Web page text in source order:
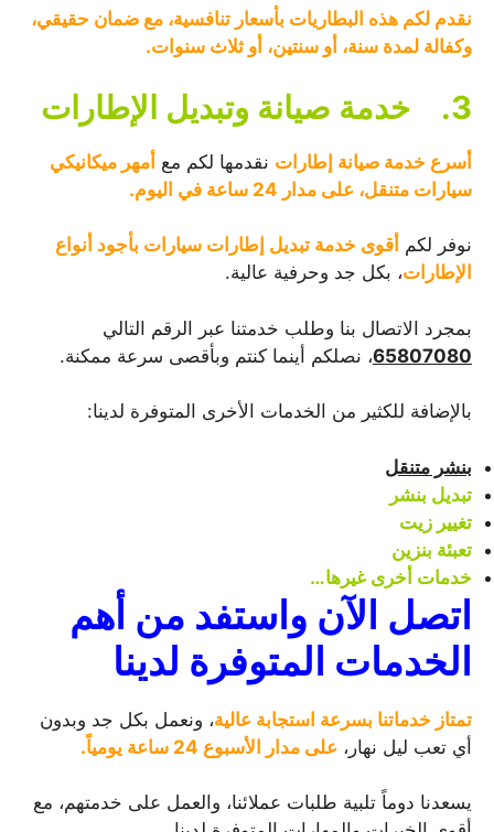
نقدم لكم هذه البطاريات بأسعار تنافسية، مع ضمان حقيقي،
وكفالة لمدة سنة، أو سنتين، أو ثلاث سنوات.
3. خدمة صيانة وتبديل الإطارات
أسرع خدمة صيانة إطارات نقدمها لكم مع أمهر ميكانيكي
سيارات متنقل، على مدار 24 ساعة في اليوم.
نوفر لكم أقوى خدمة تبديل إطارات سيارات بأجود أنواع
الإطارات، بكل جد وحرفية عالية.
بمجرد الاتصال بنا وطلب خدمتنا عبر الرقم التالي
65807080، نصلكم أينما كنتم وبأقصى سرعة ممكنة.
بالإضافة للكثير من الخدمات الأخرى المتوفرة لدينا:
بنشر متنقل
تبديل بنشر
تغيير زيت
تعبئة بنزين
خدمات أخرى غيرها…
اتصل الآن واستفد من أهم
الخدمات المتوفرة لدينا
تمتاز خدماتنا بسرعة استجابة عالية، ونعمل بكل جد وبدون
أي تعب ليل نهار، على مدار الأسبوع 24 ساعة يومياً.
يسعدنا دوماً تلبية طلبات عملائنا، والعمل على خدمتهم، مع